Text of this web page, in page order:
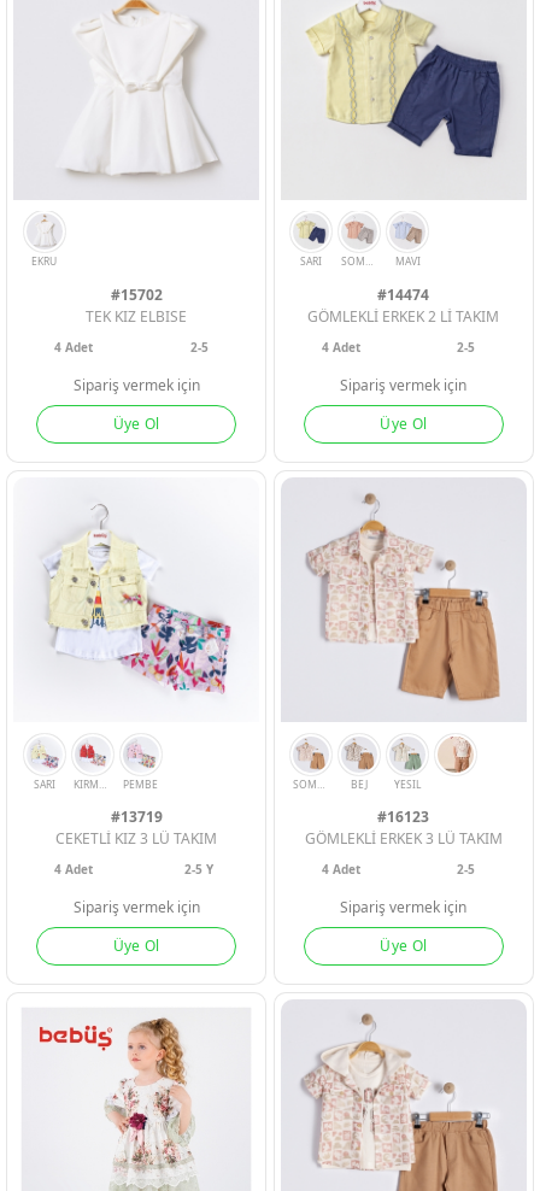
KIRMIZI YESIL MAVI
ORANJ MAVI YESIL BEJ
#15702
TEK KIZ ELBISE
4Adet 2-5
Sipariş vermek için
Üye Ol
#14474
GÖMLEKLİ ERKEK 2 Lİ TAKIM
4 Adet 2-5
Sipariş vermek için
Üye Ol
#13719
CEKETLİ KIZ 3 LÜ TAKIM
4Adet 2-5 Y
Sipariş vermek için
Üye Ol
#16123
GÖMLEKLİ ERKEK 3 LÜ TAKIM
4 Adet 2-5
Sipariş vermek için
Üye Ol